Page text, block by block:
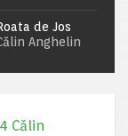
de Jos
Anghelin
Călin